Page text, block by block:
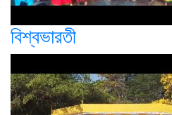
বিশ্বভারতী